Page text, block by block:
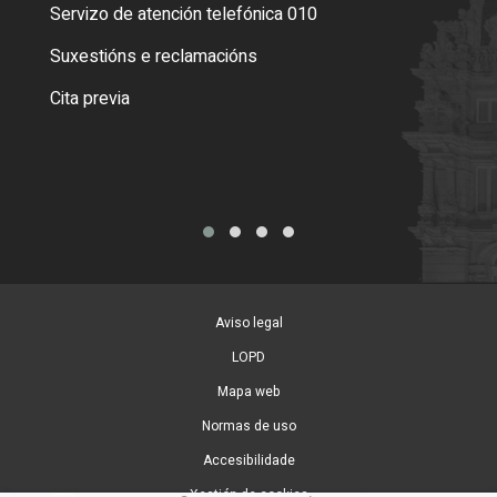
Servizo de atención telefónica 010
Suxestións e reclamacións
Cita previa
Aviso legal
LOPD
Mapa web
Normas de uso
Accesibilidade